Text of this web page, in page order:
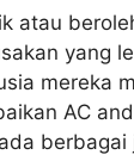
atau
yang
mereka
AC